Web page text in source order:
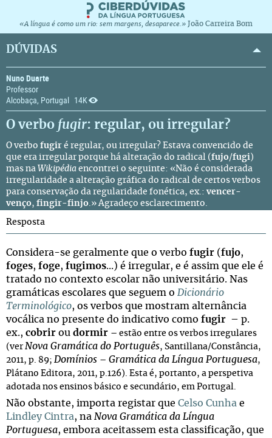
«A língua é como um rio: sem margens, desaparece.» João Carreira Bom
DÚVIDAS
Nuno Duarte
Professor
Alcobaça, Portugal
14K
O verbo fugir: regular, ou irregular?
O verbo fugir é regular, ou irregular? Estava convencido de
que era irregular porque há alteração do radical (fujo/fugi)
mas na Wikipédia encontrei o seguinte: «Não é considerada
irregularidade a alteração gráfica do radical de certos verbos
para conservação da regularidade fonética, ex.: vencer-
venço, fingir-finjo.» Agradeço esclarecimento.
Resposta
Considera-se geralmente que o verbo fugir (fujo,
foges, foge, fugimos...) é irregular, e é assim que ele é
tratado no contexto escolar não universitário. Nas
gramáticas escolares que seguem o Dicionário
Terminológico, os verbos que mostram alternância
vocálica no presente do indicativo como fugir – p.
ex., cobrir ou dormir – estão entre os verbos irregulares
(ver Nova Gramática do Português, Santillana/Constância,
2011, p. 89; Domínios – Gramática da Língua Portuguesa,
Plátano Editora, 2011, p.126). Esta é, portanto, a perspetiva
adotada nos ensinos básico e secundário, em Portugal.
Não obstante, importa registar que Celso Cunha e
Lindley Cintra, na Nova Gramática da Língua
Portuguesa, embora aceitassem esta classificação, que